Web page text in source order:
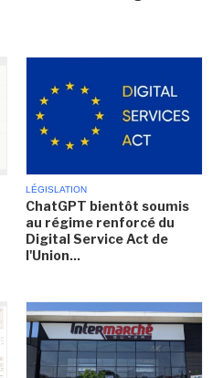
LÉGISLATION
ChatGPT bientôt soumis
au régime renforcé du
Digital Service Act de
l'Union...